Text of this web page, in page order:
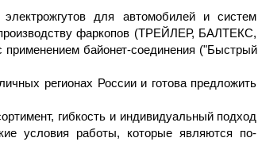
для автомобилей и систем
фаркопов (ТРЕЙЛЕР, БАЛТЕКС,
байонет-соединения ("Быстрый
регионах России и готова предложить
гибкость и индивидуальный подход
условия работы, которые являются по-